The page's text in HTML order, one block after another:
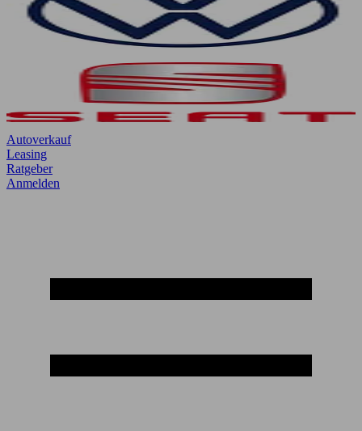
Autoverkauf
Leasing
Ratgeber
Anmelden